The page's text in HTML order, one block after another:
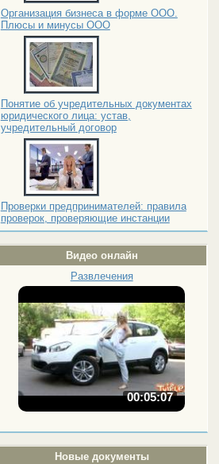
Организация бизнеса в форме ООО.
Плюсы и минусы ООО
Понятие об учредительных документах
юридического лица: устав,
учредительный договор
Проверки предпринимателей: правила
проверок, проверяющие инстанции
Видео онлайн
Развлечения
00:05:07
Новые документы